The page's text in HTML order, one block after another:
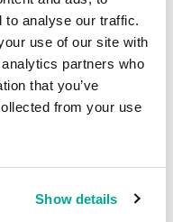
to analyse our traffic.
use of our site with
partners who
that you’ve
from your use
Show details